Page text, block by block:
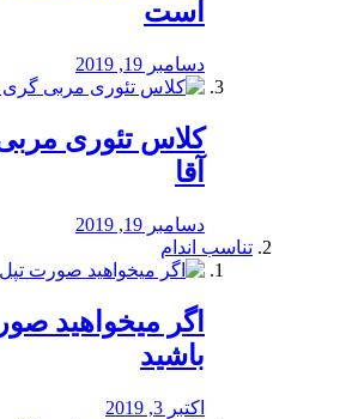
است
دسامبر 19, 2019
آقا
دسامبر 19, 2019
تناسب اندام
اگر میخواهید
باشید
اکتبر 3, 2019